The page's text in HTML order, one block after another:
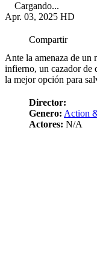
Cargando...
Apr. 03, 2025 HD
Compartir
Ante la amenaza de un
infierno, un cazador de
la mejor opción para
Director:
Genero: Action
Actores: N/A